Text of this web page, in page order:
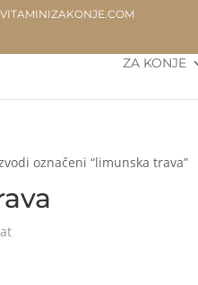
ZA KONJE
označeni “limunska trava”